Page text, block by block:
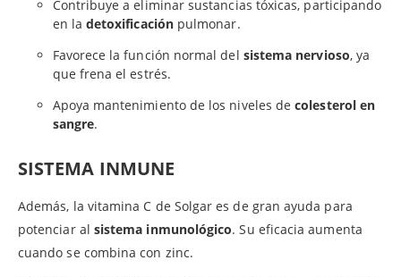
Contribuye a eliminar sustancias tóxicas, participando
en la detoxificaciónpulmonar.
Favorece la función normal del sistema nervioso, ya
que frena el estrés.
Apoya mantenimiento de los niveles decolesterol en
sangre.
SISTEMA INMUNE
Además, la vitamina C de Solgar es de gran ayuda para
potenciar al sistema inmunológico. Su eficacia aumenta
cuando se combina con zinc.